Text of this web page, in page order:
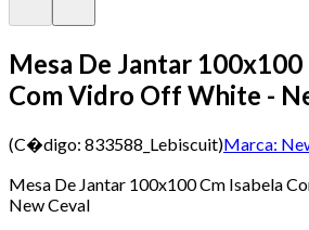
Mesa De Jantar 100x100
Com Vidro Off White -
(C�digo: 833588_Lebiscuit)Marca:
Mesa De Jantar 100x100 Cm Isabela
New Ceval